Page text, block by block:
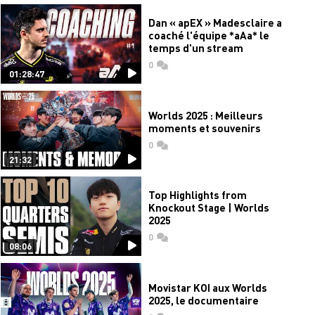
01:28:47
Dan « apEX » Madesclaire a
coaché l'équipe *aAa* le
temps d'un stream
0commentaires
21:32
Worlds 2025 : Meilleurs
moments et souvenirs
0commentaires
08:06
Top Highlights from
Knockout Stage | Worlds
2025
0commentaires
Movistar KOI aux Worlds
2025, le documentaire